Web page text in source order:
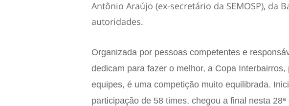
Antônio Araújo (ex-secretário da SEMOSP), da
autoridades.
Organizada por pessoas competentes e
dedicam para fazer o melhor, a Copa
equipes, é uma competição muito equilibrada.
participação de 58 times, chegou a final nesta